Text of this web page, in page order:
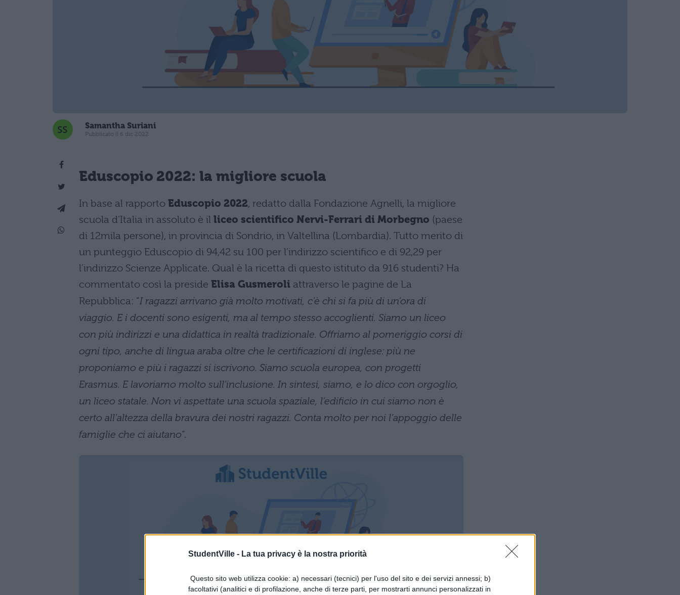
StudentVille - La tua privacy è la nostra priorità
Questo sito web utilizza cookie: a) necessari (tecnici) per l'uso del sito e dei servizi annessi; b)
facoltativi (analitici e di profilazione, anche di terze parti, per mostrarti annunci personalizzati in
Samantha Suriani
Pubblicato il 6 dic 2022
Eduscopio 2022: la migliore scuola
In base al rapporto Eduscopio 2022, redatto dalla Fondazione Agnelli, la migliore
scuola d’Italia in assoluto è il liceo scientifico Nervi-Ferrari di Morbegno (paese
di 12mila persone), in provincia di Sondrio, in Valtellina (Lombardia). Tutto merito di
un punteggio Eduscopio di 94,42 su 100 per l’indirizzo scientifico e di 92,29 per
l’indirizzo Scienze Applicate. Qual è la ricetta di questo istituto da 916 studenti? Ha
commentato così la preside Elisa Gusmeroli attraverso le pagine de La
Repubblica: “I ragazzi arrivano già molto motivati, c’è chi si fa più di un’ora di
viaggio. E i docenti sono esigenti, ma al tempo stesso accoglienti. Siamo un liceo
con più indirizzi e una didattica in realtà tradizionale. Offriamo al pomeriggio corsi di
ogni tipo, anche di lingua araba oltre che le certificazioni di inglese: più ne
proponiamo e più i ragazzi si iscrivono. Siamo scuola europea, con progetti
Erasmus. E lavoriamo molto sull’inclusione. In sintesi, siamo, e lo dico con orgoglio,
un liceo statale. Non vi aspettate una scuola spaziale, l’edificio in cui siamo non è
certo all’altezza della bravura dei nostri ragazzi. Conta molto per noi l’appoggio delle
famiglie che ci aiutano“.